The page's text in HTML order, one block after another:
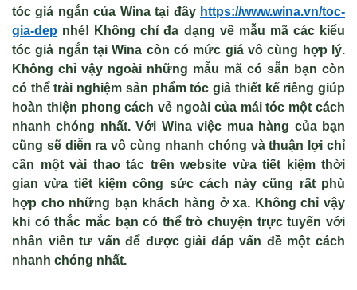
tóc giả ngắn của Wina tại đây https://www.wina.vn/toc-
gia-dep nhé! Không chỉ đa dạng về mẫu mã các kiểu
tóc giả ngắn tại Wina còn có mức giá vô cùng hợp lý.
Không chỉ vậy ngoài những mẫu mã có sẵn bạn còn
có thể trải nghiệm sản phẩm tóc giả thiết kế riêng giúp
hoàn thiện phong cách vẻ ngoài của mái tóc một cách
nhanh chóng nhất. Với Wina việc mua hàng của bạn
cũng sẽ diễn ra vô cùng nhanh chóng và thuận lợi chỉ
cần một vài thao tác trên website vừa tiết kiệm thời
gian vừa tiết kiệm công sức cách này cũng rất phù
hợp cho những bạn khách hàng ở xa. Không chỉ vậy
khi có thắc mắc bạn có thể trò chuyện trực tuyến với
nhân viên tư vấn để được giải đáp vấn đề một cách
nhanh chóng nhất.